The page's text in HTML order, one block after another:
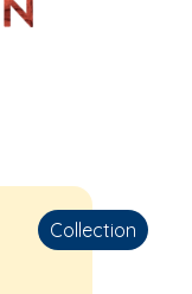
Collection